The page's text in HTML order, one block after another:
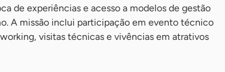
de experiências e acesso a modelos de gestão
A missão inclui participação em evento técnico
visitas técnicas e vivências em atrativos